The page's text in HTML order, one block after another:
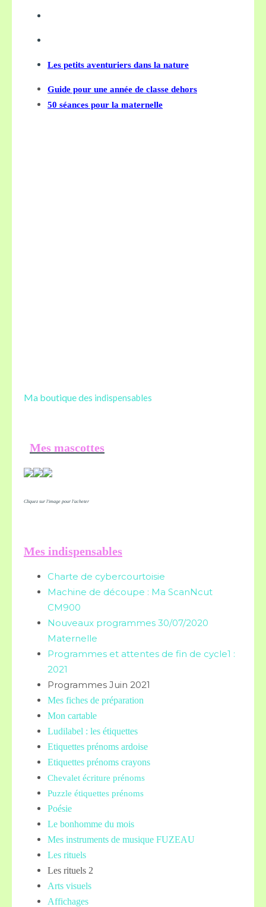
Les petits aventuriers dans la nature
Guide pour une année de classe dehors
50 séances pour la maternelle
Ma boutique des indispensables
Mes mascottes
Cliquez sur l'image pour l'acheter
Mes indispensables
Charte de cybercourtoisie
Machine de découpe : Ma ScanNcut
CM900
Nouveaux programmes 30/07/2020
Maternelle
Programmes et attentes de fin de cycle1 :
2021
Programmes Juin 2021
Mes fiches de préparation
Mon cartable
Ludilabel : les étiquettes
Etiquettes prénoms ardoise
Etiquettes prénoms crayons
Chevalet écriture prénoms
Puzzle étiquettes prénoms
Poésie
Le bonhomme du mois
Mes instruments de musique FUZEAU
Les rituels
Les rituels 2
Arts visuels
Affichages